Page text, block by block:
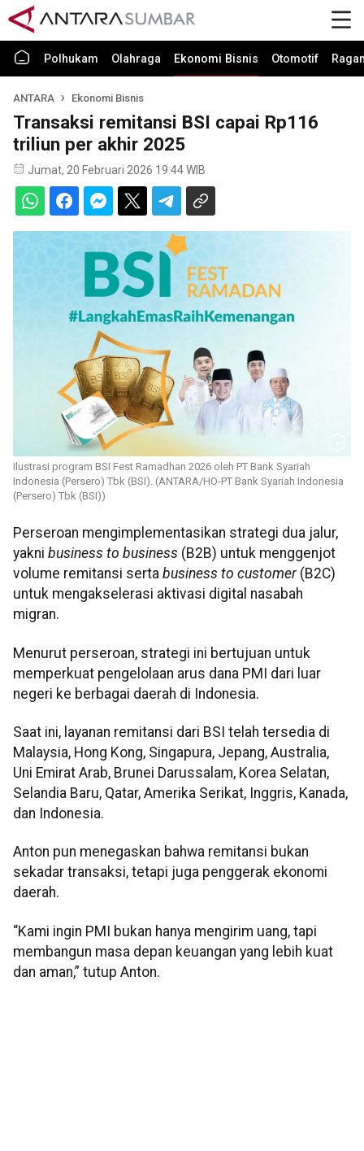
Polhukam Olahraga Ekonomi Bisnis Otomotif
ANTARA Ekonomi Bisnis
Transaksi remitansi BSI capai Rp116
triliun per akhir 2025
Jumat, 20 Februari 2026 19:44 WIB
Ilustrasi program BSI Fest Ramadhan 2026 oleh PT Bank Syariah
Indonesia (Persero) Tbk (BSI). (ANTARA/HO-PT Bank Syariah Indonesia
(Persero) Tbk (BSI))
Perseroan mengimplementasikan strategi dua jalur,
yakni business to business (B2B) untuk menggenjot
volume remitansi serta business to customer (B2C)
untuk mengakselerasi aktivasi digital nasabah
migran.
Menurut perseroan, strategi ini bertujuan untuk
memperkuat pengelolaan arus dana PMI dari luar
negeri ke berbagai daerah di Indonesia.
Saat ini, layanan remitansi dari BSI telah tersedia di
Malaysia, Hong Kong, Singapura, Jepang, Australia,
Uni Emirat Arab, Brunei Darussalam, Korea Selatan,
Selandia Baru, Qatar, Amerika Serikat, Inggris, Kanada,
dan Indonesia.
Anton pun menegaskan bahwa remitansi bukan
sekadar transaksi, tetapi juga penggerak ekonomi
daerah.
“Kami ingin PMI bukan hanya mengirim uang, tapi
membangun masa depan keuangan yang lebih kuat
dan aman,” tutup Anton.